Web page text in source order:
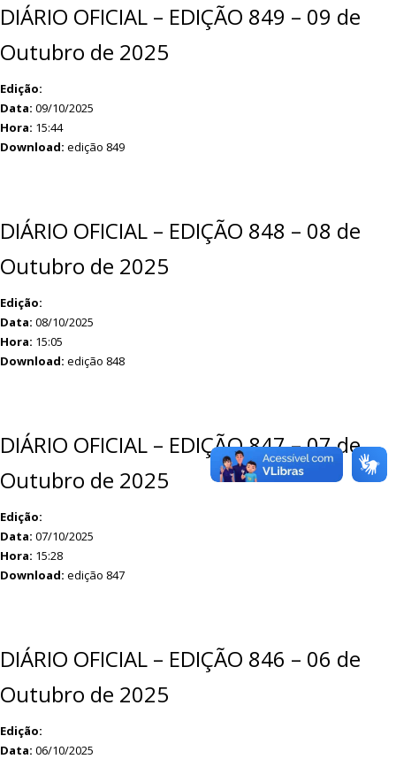
DIÁRIO OFICIAL – EDIÇÃO 849 – 09 de
Outubro de 2025
Edição:
Data: 09/10/2025
Hora: 15:44
Download: edição 849
DIÁRIO OFICIAL – EDIÇÃO 848 – 08 de
Outubro de 2025
Edição:
Data: 08/10/2025
Hora: 15:05
Download: edição 848
DIÁRIO OFICIAL – EDIÇÃO 847 – 07 de
Outubro de 2025
Edição:
Data: 07/10/2025
Hora: 15:28
Download: edição 847
DIÁRIO OFICIAL – EDIÇÃO 846 – 06 de
Outubro de 2025
Edição:
Data: 06/10/2025